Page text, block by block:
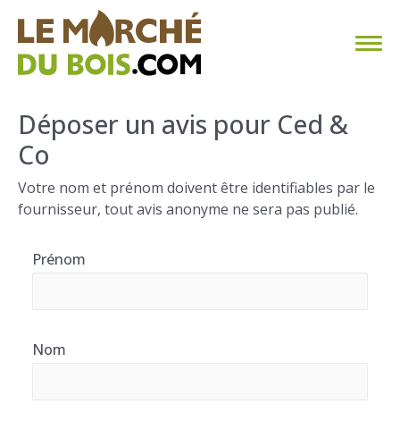
CHAUFFAGE AU BOIS
FAQ
CALCULER SA CONSOMMATION
Déposer un avis pour Ced &
Co
Votre nom et prénom doivent être identifiables par le
fournisseur, tout avis anonyme ne sera pas publié.
Prénom
Nom